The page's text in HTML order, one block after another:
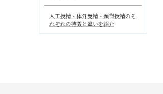
人工授精・体外受精・顕微授精のそ
れぞれの特徴と違いを紹介